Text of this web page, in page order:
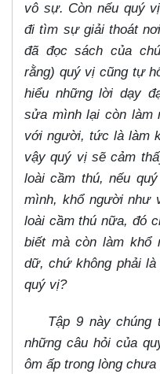
vô sự. Còn nếu quý
đi tìm sự giải thoát
đã đọc sách của
rằng) quý vị cũng tự
hiểu những lời dạy
sửa mình lại còn làm
với người, tức là làm
vậy quý vị sẽ cảm
loài cầm thú, nếu
mình, khổ người như
loài cầm thú nữa, đó
biết mà còn làm khổ
dữ, chứ không phải
quý vị?
Tập 9 này
những câu hỏi của
ôm ấp trong lòng